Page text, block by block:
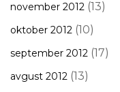
november 2012 (13)
oktober 2012 (10)
september 2012 (17)
avgust 2012 (13)